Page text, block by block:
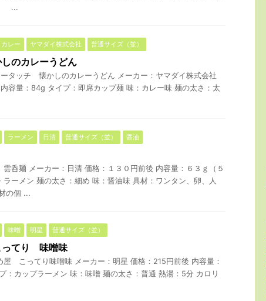
...
カレー ヤマダイ株式会社 普通サイズ（並）
のカレーうどん
タッチ 懐かしのカレーうどん メーカー：ヤマダイ株式会社
容量：84g タイプ：即席カップ麺 味：カレー味 麺の太さ：太
ラーメン 日清 普通サイズ（並） 醤油
呑麺 メーカー：日清 価格：１３０円前後 内容量：６３ｇ（５
ラーメン 麺の太さ：細め 味：醤油味 具材：ワンタン、卵、人
の個 ...
味噌 明星 普通サイズ（並）
てり 味噌味
屋 こってり味噌味 メーカー：明星 価格：215円前後 内容量：
：カップラーメン 味：味噌 麺の太さ：普通 熱湯：5分 カロリ